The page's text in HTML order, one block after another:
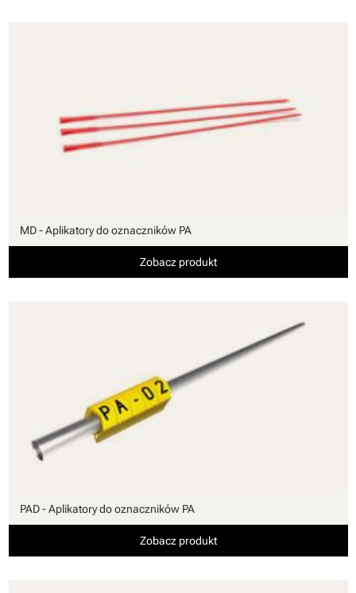
MD - Aplikatory do oznaczników PA
Zobacz produkt
PAD - Aplikatory do oznaczników PA
Zobacz produkt